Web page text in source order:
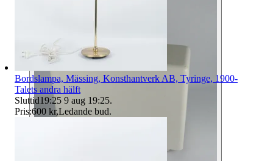
Bordslampa, Mässing, Konsthantverk AB, Tyringe, 1900-
Talets andra hälft
Sluttid19:25 9 aug 19:25.
Pris:600 kr,Ledande bud.